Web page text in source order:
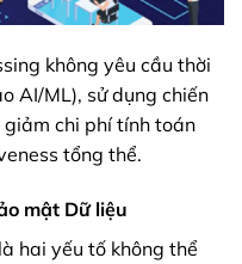
không yêu cầu thời
AI/ML), sử dụng chiến
chi phí tính toán
tổng thể.
mật Dữ liệu
hai yếu tố không thể